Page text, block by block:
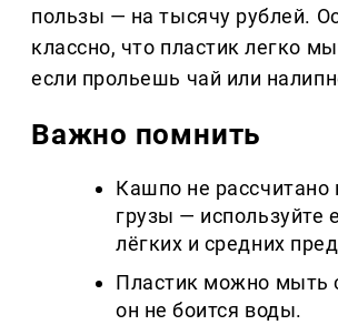
пользы — на тысячу рублей.
классно, что пластик легко
если прольешь чай или
Важно помнить
Кашпо не
грузы — используйте
лёгких и средних
Пластик можно мыть
он не боится воды.